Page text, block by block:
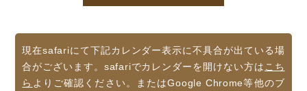
現在safariにて下記カレンダー表示に不具合が出ている場
合がございます。safariでカレンダーを開けない方は こち
ら よりご確認ください。またはGoogle Chrome等他のブ